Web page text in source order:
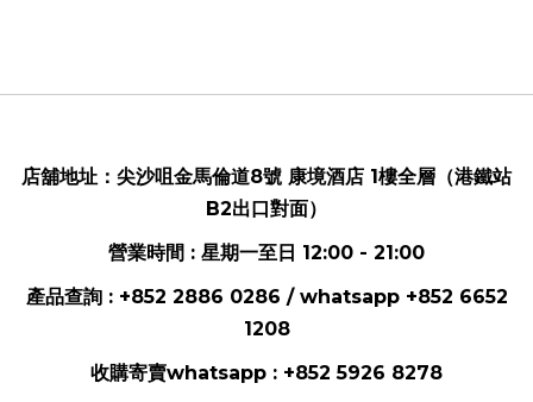
店舖地址： 尖沙咀金馬倫道8號 康境酒店 1樓全層（港鐵站
B2出口對面）
營業時間 : 星期一至日 12:00 - 21:00
產品查詢 : +852 2886 0286 / whatsapp +852 6652
1208
收購寄賣whatsapp : +852 5926 8278